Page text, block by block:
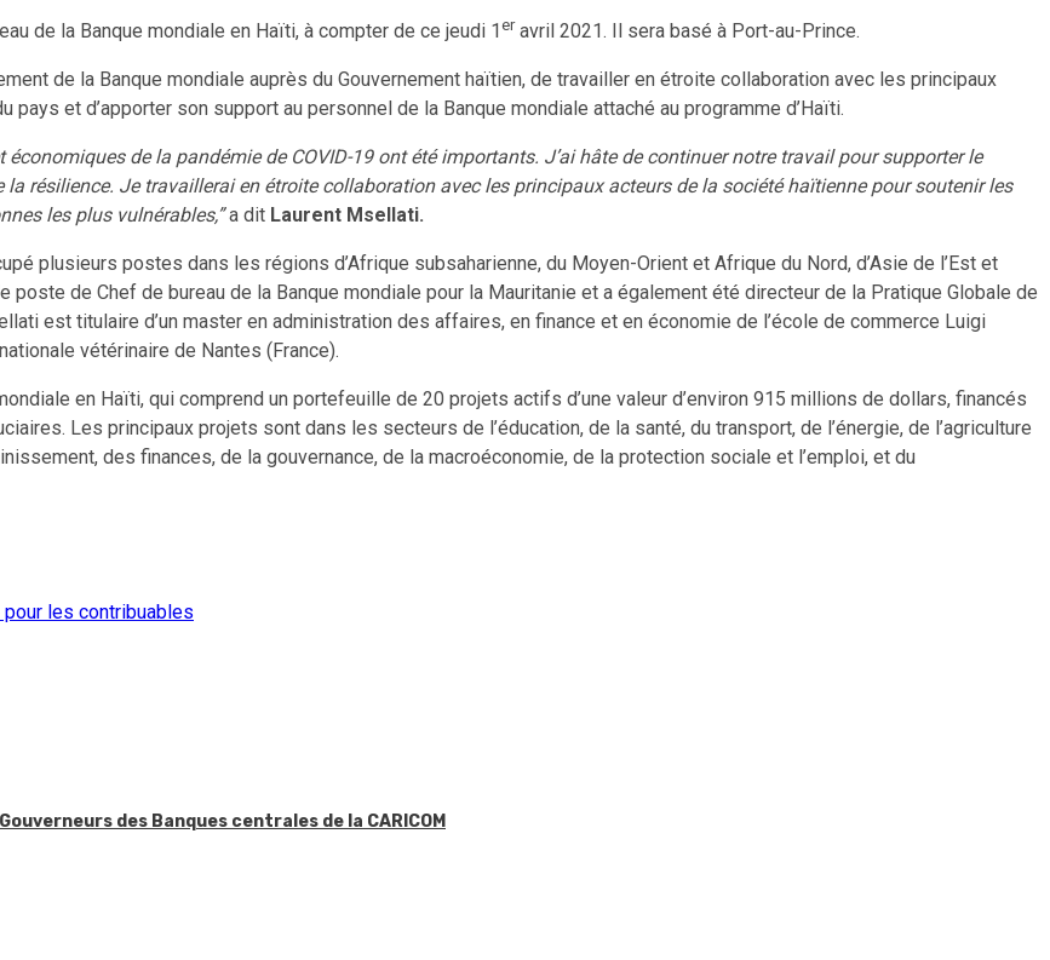
de la Banque mondiale en Haïti, à compter de ce jeudi 1 er avril 2021. Il sera basé à Port-au-Prince.
de la Banque mondiale auprès du Gouvernement haïtien, de travailler en étroite collaboration avec les principaux
et d’apporter son support au personnel de la Banque mondiale attaché au programme d’Haïti.
de la pandémie de COVID-19 ont été importants. J’ai hâte de continuer notre travail pour supporter le
résilience. Je travaillerai en étroite collaboration avec les principaux acteurs de la société haïtienne pour soutenir les
les plus vulnérables,”a dit Laurent Msellati.
plusieurs postes dans les régions d’Afrique subsaharienne, du Moyen-Orient et Afrique du Nord, d’Asie de l’Est et
poste de Chef de bureau de la Banque mondiale pour la Mauritanie et a également été directeur de la Pratique Globale de
est titulaire d’un master en administration des affaires, en finance et en économie de l’école de commerce Luigi
vétérinaire de Nantes (France).
en Haïti, qui comprend un portefeuille de 20 projets actifs d’une valeur d’environ 915 millions de dollars, financés
Les principaux projets sont dans les secteurs de l’éducation, de la santé, du transport, de l’énergie, de l’agriculture
des finances, de la gouvernance, de la macroéconomie, de la protection sociale et l’emploi, et du
pour les contribuables
des Banques centrales de la CARICOM